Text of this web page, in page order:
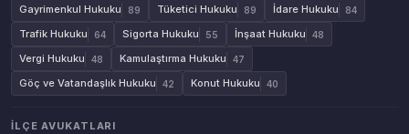
Gayrimenkul Hukuku 89 Tüketici Hukuku 89 İdare Hukuku 84
Trafik Hukuku 64 Sigorta Hukuku 55 İnşaat Hukuku 48
Vergi Hukuku 48 Kamulaştırma Hukuku 47
Göç ve Vatandaşlık Hukuku 42 Konut Hukuku 40
İLÇE AVUKATLARI